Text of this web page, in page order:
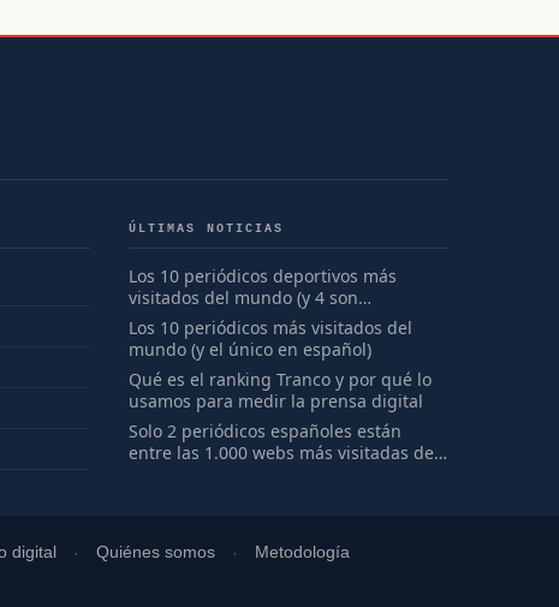
ÚLTIMAS NOTICIAS
Los 10 periódicos deportivos más
visitados del mundo (y 4 son
españoles)
Los 10 periódicos más visitados del
mundo (y el único en español)
Qué es el ranking Tranco y por qué lo
usamos para medir la prensa digital
Solo 2 periódicos españoles están
entre las 1.000 webs más visitadas del
digital Quiénes somos Metodología